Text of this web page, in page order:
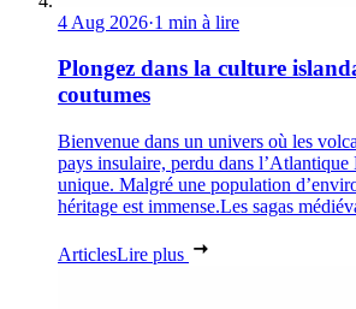
4 Aug 2026·1 min à lire
Plongez dans la culture
coutumes
Bienvenue dans un univers où les
pays insulaire, perdu dans
unique. Malgré une population
héritage est immense.Les sagas
ArticlesLire plus